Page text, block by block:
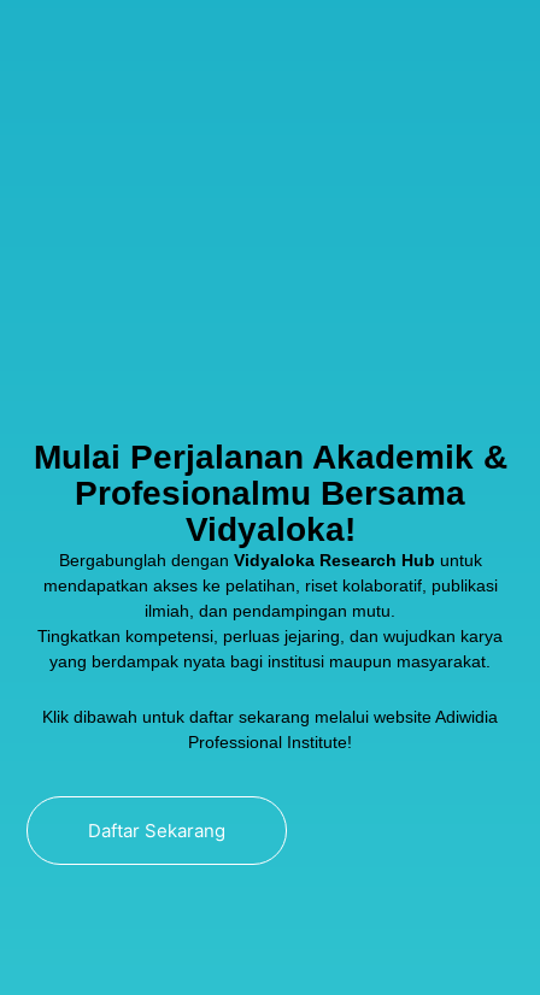
Mulai Perjalanan Akademik &
Profesionalmu Bersama
Vidyaloka!
Bergabunglah dengan Vidyaloka Research Hub untuk
mendapatkan akses ke pelatihan, riset kolaboratif, publikasi
ilmiah, dan pendampingan mutu.
Tingkatkan kompetensi, perluas jejaring, dan wujudkan karya
yang berdampak nyata bagi institusi maupun masyarakat.
Klik dibawah untuk daftar sekarang melalui website Adiwidia
Professional Institute!
Daftar Sekarang